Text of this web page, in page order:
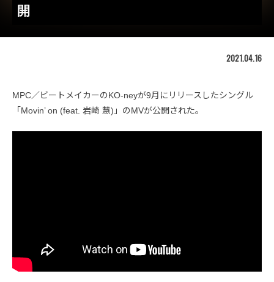
開
2021.04.16
MPC／ビートメイカーのKO-neyが9月にリリースしたシングル
「Movin’ on (feat. 岩崎 慧)」のMVが公開された。